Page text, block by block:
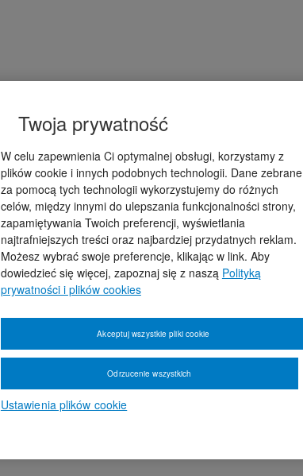
Twoja prywatność
W celu zapewnienia Ci optymalnej obsługi, korzystamy z
plików cookie i innych podobnych technologii. Dane zebrane
za pomocą tych technologii wykorzystujemy do różnych
celów, między innymi do ulepszania funkcjonalności strony,
zapamiętywania Twoich preferencji, wyświetlania
najtrafniejszych treści oraz najbardziej przydatnych reklam.
Możesz wybrać swoje preferencje, klikając w link. Aby
dowiedzieć się więcej, zapoznaj się z naszą Polityką
prywatności i plików cookies
Ustawienia plików cookie
Odrzucenie wszystkich
Akceptuj wszystkie pliki cookie